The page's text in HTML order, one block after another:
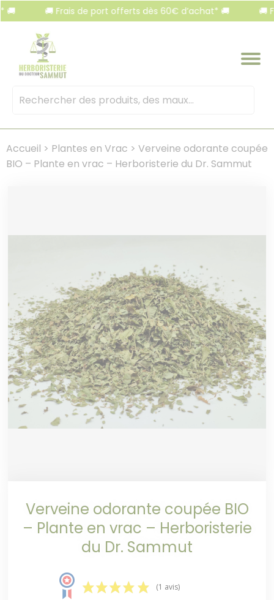
🚚 Frais de port offerts dès 60€ d’achat* 🚚 🚚
Mots
Accueil > Plantes en Vrac > Verveine odorante coupée
BIO – Plante en vrac – Herboristerie du Dr. Sammut
Verveine odorante coupée BIO
– Plante en vrac – Herboristerie
du Dr. Sammut
(1 avis)
Panneau de gestion des cookies